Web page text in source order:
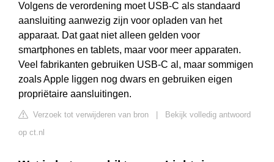
Volgens de verordening moet USB-C als standaard
aansluiting aanwezig zijn voor opladen van het
apparaat. Dat gaat niet alleen gelden voor
smartphones en tablets, maar voor meer apparaten.
Veel fabrikanten gebruiken USB-C al, maar sommigen
zoals Apple liggen nog dwars en gebruiken eigen
propriëtaire aansluitingen.
Verzoek tot verwijderen van bron
Bekijk volledig antwoord
op ct.nl